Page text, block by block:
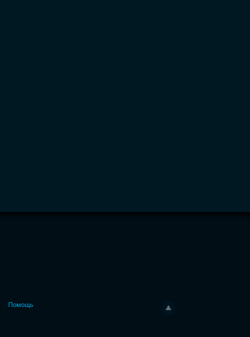
Помощь